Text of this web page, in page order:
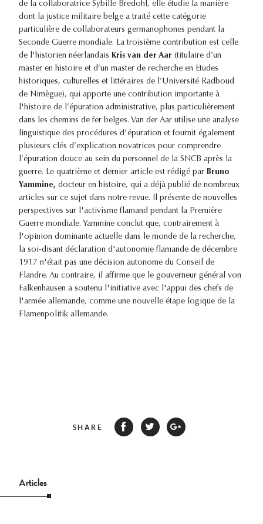
de la collaboratrice Sybille Bredohl, elle étudie la manière
dont la justice militaire belge a traité cette catégorie
particulière de collaborateurs germanophones pendant la
Seconde Guerre mondiale. La troisième contribution est celle
de l'historien néerlandais Kris van der Aar (titulaire d’un
master en histoire et d’un master de recherche en Etudes
historiques, culturelles et littéraires de l’Université Radboud
de Nimègue), qui apporte une contribution importante à
l'histoire de l’épuration administrative, plus particulièrement
dans les chemins de fer belges. Van der Aar utilise une analyse
linguistique des procédures d'épuration et fournit également
plusieurs clés d’explication novatrices pour comprendre
l’épuration douce au sein du personnel de la SNCB après la
guerre. Le quatrième et dernier article est rédigé par Bruno
Yammine, docteur en histoire, qui a déjà publié de nombreux
articles sur ce sujet dans notre revue. Il présente de nouvelles
perspectives sur l'activisme flamand pendant la Première
Guerre mondiale. Yammine conclut que, contrairement à
l'opinion dominante actuelle dans le monde de la recherche,
la soi-disant déclaration d'autonomie flamande de décembre
1917 n'était pas une décision autonome du Conseil de
Flandre. Au contraire, il affirme que le gouverneur général von
Falkenhausen a soutenu l'initiative avec l'appui des chefs de
l'armée allemande, comme une nouvelle étape logique de la
Flamenpolitik allemande.
SHARE
Articles